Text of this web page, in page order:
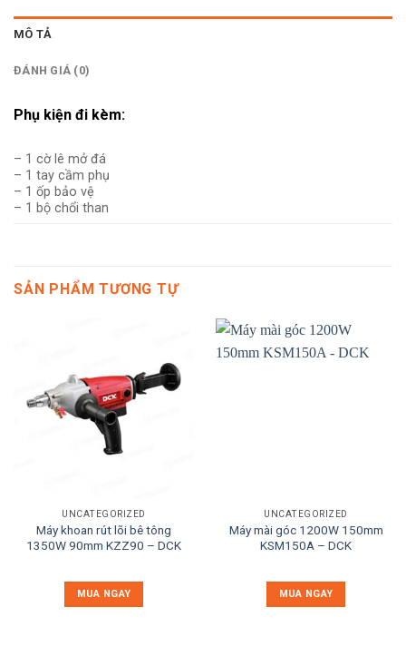
MÔ TẢ
ĐÁNH GIÁ (0)
Phụ kiện đi kèm:
– 1 cờ lê mở đá
– 1 tay cầm phụ
– 1 ốp bảo vệ
– 1 bộ chổi than
SẢN PHẨM TƯƠNG TỰ
UNCATEGORIZED
Máy khoan rút lõi bê tông
1350W 90mm KZZ90 – DCK
MUA NGAY
UNCATEGORIZED
Máy mài góc 1200W 150mm
KSM150A – DCK
MUA NGAY